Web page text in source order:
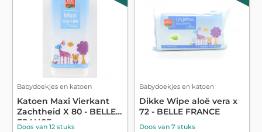
Babydoekjes en katoen
Katoen Maxi Vierkant
Zachtheid X 80 - BELLE
FRANCE
Doos van 12 stuks
Babydoekjes en katoen
Dikke Wipe aloë vera x
72 - BELLE FRANCE
Doos van 7 stuks